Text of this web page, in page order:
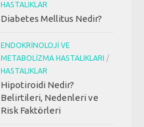
HASTALIKLAR
Diabetes Mellitus Nedir?
ENDOKRINOLOJI VE
METABOLIZMA HASTALIKLARI /
HASTALIKLAR
Hipotiroidi Nedir?
Belirtileri, Nedenleri ve
Risk Faktörleri